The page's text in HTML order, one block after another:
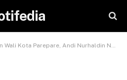
Parepare, Andi Nurhaldin Nurdin Halid Gelar Kunjungan Silaturahmi di Kediaman Rudi Najamuddin